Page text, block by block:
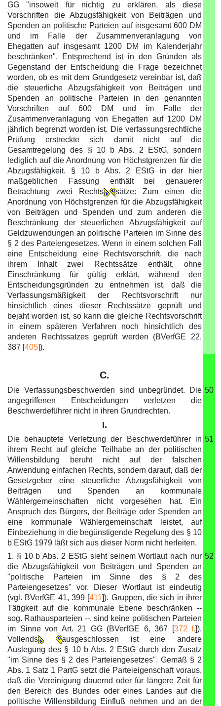
GG "insoweit für nichtig zu erklären, als diese
Vorschriften die Abzugsfähigkeit von Beiträgen und
Spenden an politische Parteien auf insgesamt 600 DM
und im Falle der Zusammenveranlagung von
Ehegatten auf insgesamt 1200 DM im Kalenderjahr
beschränken". Entsprechend ist in den Gründen als
Gegenstand der Entscheidung die Frage bezeichnet
worden, ob es mit dem Grundgesetz vereinbar ist, daß
die steuerliche Abzugsfähigkeit von Beiträgen und
Spenden an politische Parteien in den genannten
Vorschriften auf 600 DM und im Falle der
Zusammenveranlagung von Ehegatten auf 1200 DM
jährlich begrenzt worden ist. Die verfassungsrechtliche
Prüfung erstreckte sich damit nicht auf die
Gesamtregelung des § 10 b Abs. 2 EStG, sondern
lediglich auf die Anordnung von Höchstgrenzen für die
Abzugsfähigkeit. § 10 b Abs. 2 EStG in der hier
maßgeblichen Fassung enthält bei genauerer
Betrachtung zwei Rechts
sätze: Zum einen die
Anordnung von Höchstgrenzen für die Abzugsfähigkeit
von Beiträgen und Spenden und zum anderen die
Beschränkung der steuerlichen Abzugsfähigkeit auf
Geldzuwendungen an politische Parteien im Sinne des
§ 2 des Parteiengesetzes. Wenn in einem solchen Fall
eine Entscheidung eine Rechtsvorschrift, die nach
ihrem Inhalt zwei Rechtssätze enthält, ohne
Einschränkung für gültig erklärt, während den
Entscheidungsgründen zu entnehmen ist, daß die
Verfassungsmäßigkeit der Rechtsvorschrift nur
hinsichtlich eines dieser Rechtssätze geprüft und
bejaht worden ist, so kann die gleiche Rechtsvorschrift
in einem späteren Verfahren noch hinsichtlich des
anderen Rechtssatzes geprüft werden (BVerfGE 22,
387 [405]).
C.
Die Verfassungsbeschwerden sind unbegründet. Die
angegriffenen Entscheidungen verletzen die
Beschwerdeführer nicht in ihren Grundrechten.
50
I.
Die behauptete Verletzung der Beschwerdeführer in
ihrem Recht auf gleiche Teilhabe an der politischen
Willensbildung beruht nicht auf der falschen
Anwendung einfachen Rechts, sondern darauf, daß der
Gesetzgeber eine steuerliche Abzugsfähigkeit von
Beiträgen und Spenden an kommunale
Wählergemeinschaften nicht vorgesehen hat. Ein
Anspruch des Bürgers, der Beiträge oder Spenden an
eine kommunale Wählergemeinschaft leistet, auf
Einbeziehung in die begünstigende Regelung des § 10
b EStG 1979 läßt sich aus dieser Norm nicht herleiten.
51
1. § 10 b Abs. 2 EStG sieht seinem Wortlaut nach nur
die Abzugsfähigkeit von Beiträgen und Spenden an
"politische Parteien im Sinne des § 2 des
Parteiengesetzes" vor. Dieser Wortlaut ist eindeutig
(vgl. BVerfGE 41, 399 [411]). Gruppen, die sich in ihrer
Tätigkeit auf die kommunale Ebene beschränken --
sog. Rathausparteien --, sind keine politischen Parteien
im Sinne von Art. 21 GG (BVerfGE 6, 367 [372 f.]).
Vollends
ausgeschlossen ist eine andere
Auslegung des § 10 b Abs. 2 EStG durch den Zusatz
"im Sinne des § 2 des Parteiengesetzes". Gemäß § 2
Abs. 1 Satz 1 PartG setzt die Parteieigenschaft voraus,
daß die Vereinigung dauernd oder für längere Zeit für
den Bereich des Bundes oder eines Landes auf die
politische Willensbildung Einfluß nehmen und an der
52